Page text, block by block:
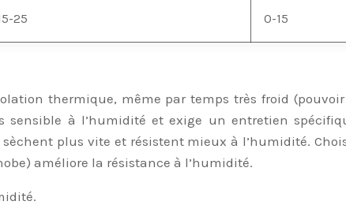
25 0-15
thermique, même par temps très froid
à l’humidité et exige un entretien
plus vite et résistent mieux à l’humidité.
améliore la résistance à l’humidité.